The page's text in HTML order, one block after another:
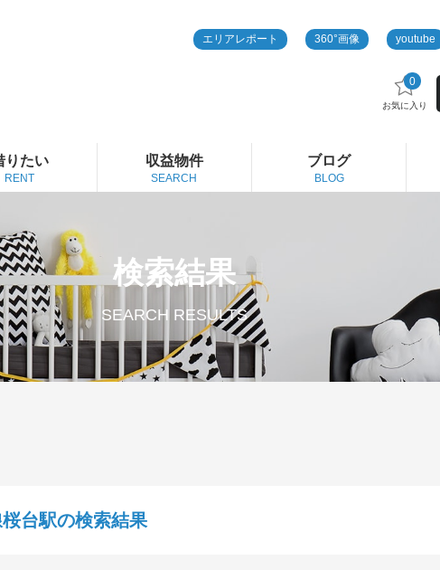
エリアレポート 360°画像 youtube
0
お気に入り
りたい
RENT
収益物件
SEARCH
ブログ
BLOG
検索結果
SEARCH RESULTS
台駅の検索結果